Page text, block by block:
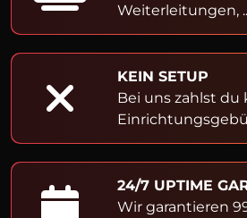
Weiterleitungen,
KEIN SETUP
Bei uns zahlst du
24/7 UPTIME
Wir garantieren